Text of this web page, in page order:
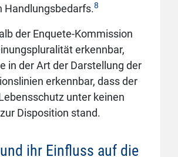
Handlungsbedarfs.8
der Enquete-Kommission
erkennbar,
in der Art der Darstellung der
erkennbar, dass der
unter keinen
Disposition stand.
ihr Einfluss auf die